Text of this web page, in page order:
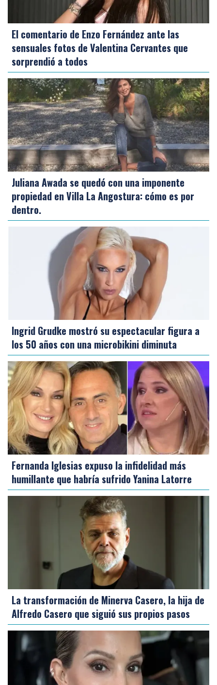
El comentario de Enzo Fernández ante las
sensuales fotos de Valentina Cervantes que
sorprendió a todos
Juliana Awada se quedó con una imponente
propiedad en Villa La Angostura: cómo es por
dentro.
Ingrid Grudke mostró su espectacular figura a
los 50 años con una microbikini diminuta
Fernanda Iglesias expuso la infidelidad más
humillante que habría sufrido Yanina Latorre
La transformación de Minerva Casero, la hija de
Alfredo Casero que siguió sus propios pasos